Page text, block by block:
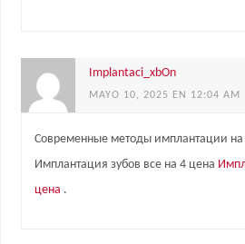
Implantaci_xbOn
MAYO 10, 2025 EN 12:04 AM
Современные методы имплантации на
Имплантация зубов все на 4 цена
цена .